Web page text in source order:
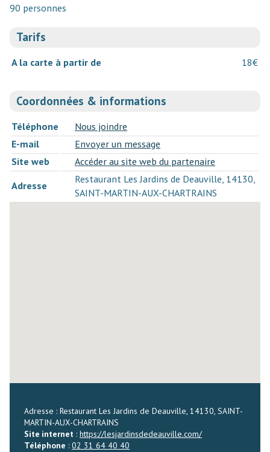
90 personnes
Tarifs
A la carte à partir de 18€
Coordonnées & informations
Téléphone
Nous joindre
E-mail
Envoyer un message
Site web
Accéder au site web du partenaire
Adresse
Restaurant Les Jardins de Deauville, 14130,
SAINT-MARTIN-AUX-CHARTRAINS
Adresse : Restaurant Les Jardins de Deauville, 14130, SAINT-
MARTIN-AUX-CHARTRAINS
Site internet :https://lesjardinsdedeauville.com/
Téléphone :02 31 64 40 40